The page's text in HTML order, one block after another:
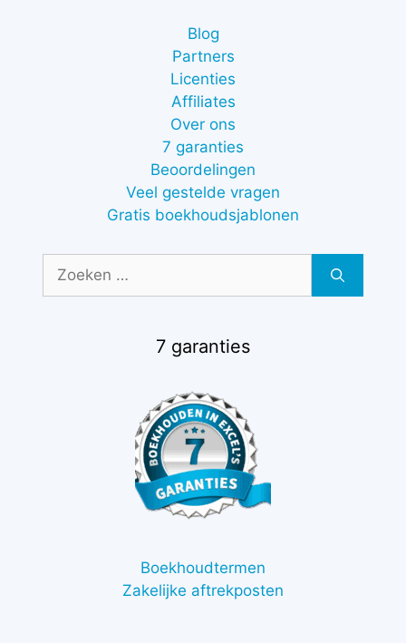
Blog
Partners
Licenties
Affiliates
Over ons
7 garanties
Beoordelingen
Veel gestelde vragen
Gratis boekhoudsjablonen
Zoek
7 garanties
Boekhoudtermen
Zakelijke aftrekposten